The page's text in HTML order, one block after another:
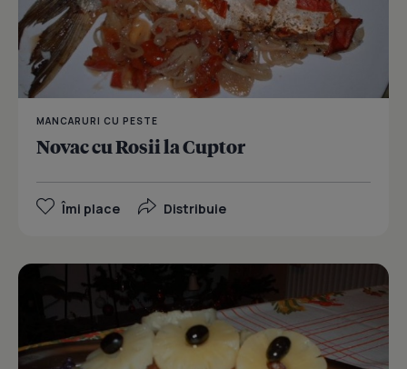
MANCARURI CU PESTE
Novac cu Rosii la Cuptor
Îmi place Distribuie